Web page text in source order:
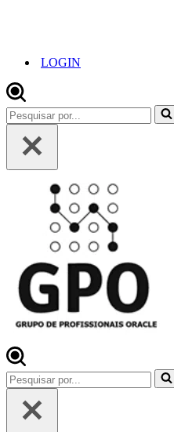
LOGIN
Pesquisar
por...
Pesquisar
por...